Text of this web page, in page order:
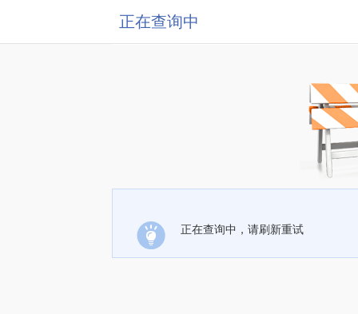
正在查询中
正在查询中，请刷新重试